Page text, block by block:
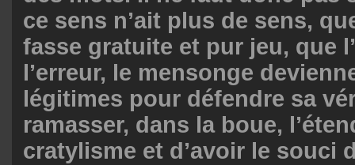
ce sens n’ait plus de sens,
fasse gratuite et pur jeu, que
l’erreur, le mensonge
légitimes pour défendre sa
ramasser, dans la boue,
cratylisme et d’avoir le souci